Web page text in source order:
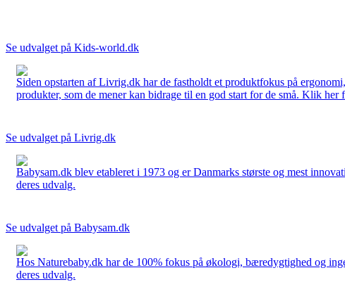
Se udvalget på Kids-world.dk
Siden opstarten af Livrig.dk har de fastholdt et produktfokus på
produkter, som de mener kan bidrage til en god start for de små. Klik her
Se udvalget på Livrig.dk
Babysam.dk blev etableret i 1973 og er Danmarks største og mest
deres udvalg.
Se udvalget på Babysam.dk
Hos Naturebaby.dk har de 100% fokus på økologi, bæredygtighed og
deres udvalg.